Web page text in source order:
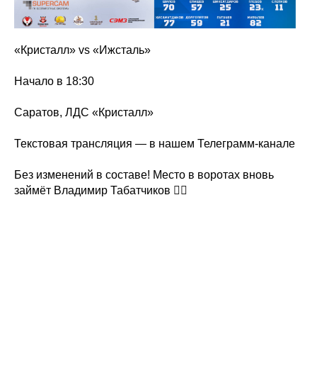
«Кристалл» vs «Ижсталь»
Начало в 18:30
Саратов, ЛДС «Кристалл»
Текстовая трансляция — в нашем Телеграмм-канале
Без изменений в составе! Место в воротах вновь
займёт Владимир Табатчиков ✊🏻